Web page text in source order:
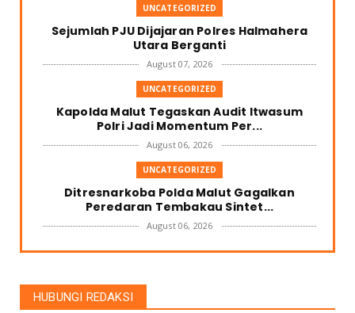
UNCATEGORIZED
Sejumlah PJU Dijajaran Polres Halmahera
Utara Berganti
August 07, 2026
UNCATEGORIZED
Kapolda Malut Tegaskan Audit Itwasum
Polri Jadi Momentum Per...
August 06, 2026
UNCATEGORIZED
Ditresnarkoba Polda Malut Gagalkan
Peredaran Tembakau Sintet...
August 06, 2026
UNCATEGORIZED
INVESTOR PEMBELI KELAPA DATA...
August 04, 2026
HUBUNGI REDAKSI